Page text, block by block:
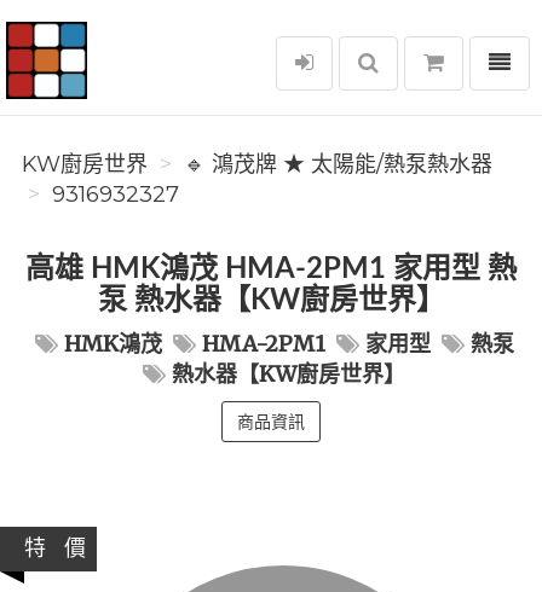
KW廚房世界
選單
KW廚房世界
🔹 鴻茂牌 ★ 太陽能/熱泵熱水器
9316932327
高雄 HMK鴻茂 HMA-2PM1 家用型 熱
泵 熱水器【KW廚房世界】
HMK鴻茂 HMA-2PM1 家用型
熱泵
熱水器【KW廚房世界】
商品資訊
特 價